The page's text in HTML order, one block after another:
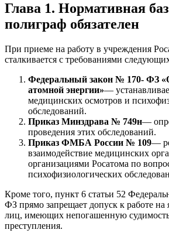
Глава 1. Нормативная
полиграф обязателен
При приеме на работу в учреждения
сталкивается с требованиями
Федеральный закон № 170- ФЗ
атомной энергии»—
медицинских осмотров и
обследований.
Приказ Минздрава № 749н—
проведения этих обследований.
Приказ ФМБА России № 109—
взаимодействие медицинских
организациями Росатома по
психофизиологических
Кроме того, пункт 6 статьи 52
ФЗ прямо запрещает допуск к работе на
лиц, имеющих непогашенную
преступления.